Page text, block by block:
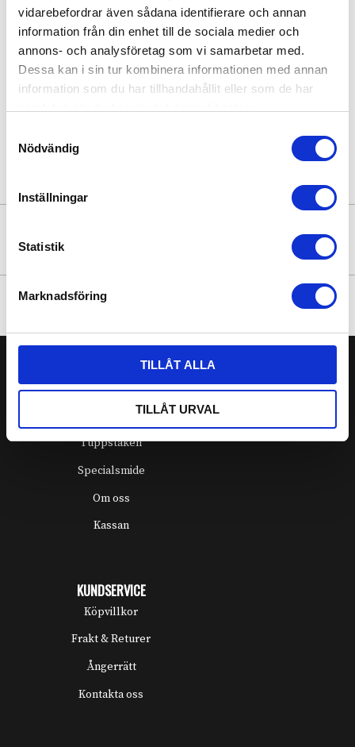
vidarebefordrar även sådana identifierare och annan
information från din enhet till de sociala medier och
annons- och analysföretag som vi samarbetar med.
Dessa kan i sin tur kombinera informationen med annan
information som du har tillhandahållit eller som de har
Nödvändig
Inställningar
Statistik
Marknadsföring
TILLÅT ALLA
TILLÅT URVAL
Väderstrecksvisare för
vindflöjel
Årtal för vindflöjel
NYHETSBREV
FÖLJ OSS
GENVÄGAR
Tuppstaken
Specialsmide
Om oss
Kassan
KUNDSERVICE
Köpvillkor
Frakt & Returer
Ångerrätt
Kontakta oss